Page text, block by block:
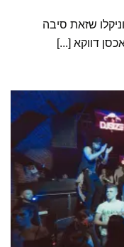
שזאת סיבה
דווקא [...]